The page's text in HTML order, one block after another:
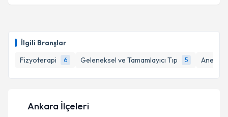
İlgili Branşlar
Fizyoterapi
6 Geleneksel ve Tamamlayıcı Tıp 5
takvim hazırlandığında e-posta ile bilgilendireceğiz.
E-posta Adresiniz
Ankara İlçeleri